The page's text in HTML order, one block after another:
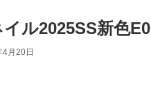
ル2025SS新色
月20日